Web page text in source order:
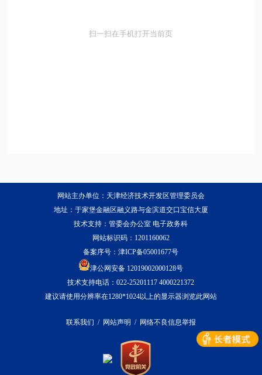
扫一扫在手机打开当前页
网站主办单位：天津经济技术开发区管理委员会
地址：于家堡金融区融义路与金滨道交口宝信大厦
技术支持：管委会办公室 电子政务科
网站标识码：1201160062
备案序号：津ICP备05001677号
津公网安备 12019002000128号
技术支持电话：022-25201117 4000221372
建议请使用分辨率在1280*1024以上的显示器浏览此网站
联系我们 / 网站声明 / 网络不良信息举报